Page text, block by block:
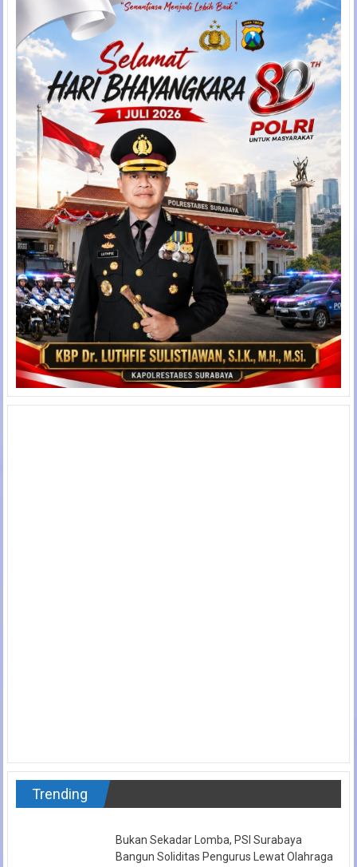
Trending
Bukan Sekadar Lomba, PSI Surabaya
Bangun Soliditas Pengurus Lewat Olahraga